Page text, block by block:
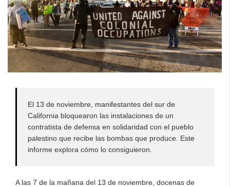
El 13 de noviembre, manifestantes del sur de
California bloquearon las instalaciones de un
contratista de defensa en solidaridad con el pueblo
palestino que recibe las bombas que produce. Este
informe explora cómo lo consiguieron.
A las 7 de la mañana del 13 de noviembre, docenas de